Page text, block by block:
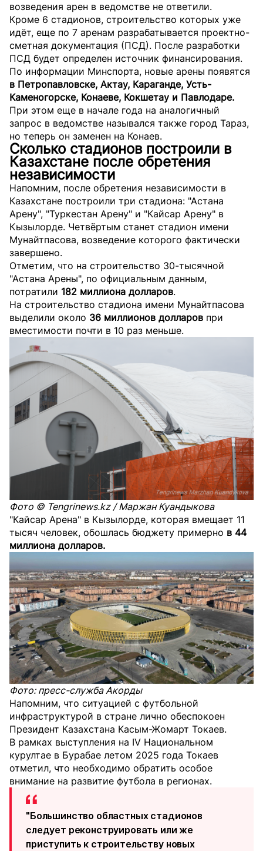
возведения арен в ведомстве не ответили.
Кроме 6 стадионов, строительство которых уже
идёт, еще по 7 аренам разрабатывается проектно-
сметная документация (ПСД). После разработки
ПСД будет определен источник финансирования.
По информации Минспорта, новые арены появятся
в Петропавловске, Актау, Караганде, Усть-
Каменогорске, Конаеве, Кокшетау и Павлодаре.
При этом еще в начале года на аналогичный
запрос в ведомстве назывался также город Тараз,
но теперь он заменен на Конаев.
Сколько стадионов построили в
Казахстане после обретения
независимости
Напомним, после обретения независимости в
Казахстане построили три стадиона: "Астана
Арену", "Туркестан Арену" и "Кайсар Арену" в
Кызылорде. Четвёртым станет стадион имени
Мунайтпасова, возведение которого фактически
завершено.
Отметим, что на строительство 30-тысячной
"Астана Арены", по официальным данным,
потратили 182 миллиона долларов.
На строительство стадиона имени Мунайтпасова
выделили около 36 миллионов долларов при
вместимости почти в 10 раз меньше.
Фото © Tengrinews.kz / Маржан Куандыкова
"Кайсар Арена" в Кызылорде, которая вмещает 11
тысяч человек, обошлась бюджету примерно в 44
миллиона долларов.
Фото: пресс-служба Акорды
Напомним, что ситуацией с футбольной
инфраструктурой в стране лично обеспокоен
Президент Казахстана Касым-Жомарт Токаев.
В рамках выступления на IV Национальном
курултае в Бурабае летом 2025 года Токаев
отметил, что необходимо обратить особое
внимание на развитие футбола в регионах.
"Большинство областных стадионов
следует реконструировать или же
приступить к строительству новых